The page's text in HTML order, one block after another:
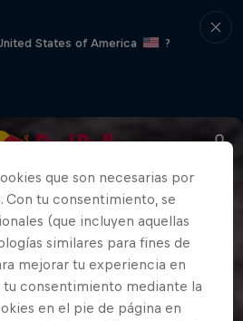
States of America
?
que son necesarias por
Con tu consentimiento, se
(que incluyen aquellas
similares para fines de
mejorar tu experiencia en
tu consentimiento mediante la
en el pie de página en